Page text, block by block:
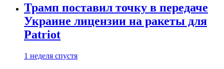
Трамп поставил точку в передаче
Украине лицензии на ракеты для
Patriot
1 неделя спустя